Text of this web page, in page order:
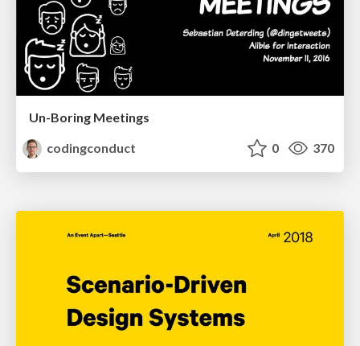
Un-Boring Meetings
codingconduct
0 370